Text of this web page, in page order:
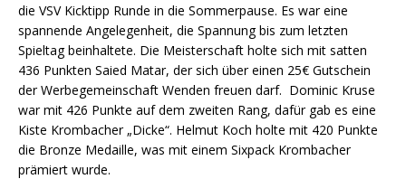
die VSV Kicktipp Runde in die Sommerpause. Es war eine
spannende Angelegenheit, die Spannung bis zum letzten
Spieltag beinhaltete. Die Meisterschaft holte sich mit satten
436 Punkten Saied Matar, der sich über einen 25€ Gutschein
der Werbegemeinschaft Wenden freuen darf. Dominic Kruse
war mit 426 Punkte auf dem zweiten Rang, dafür gab es eine
Kiste Krombacher „Dicke“. Helmut Koch holte mit 420 Punkte
die Bronze Medaille, was mit einem Sixpack Krombacher
prämiert wurde.